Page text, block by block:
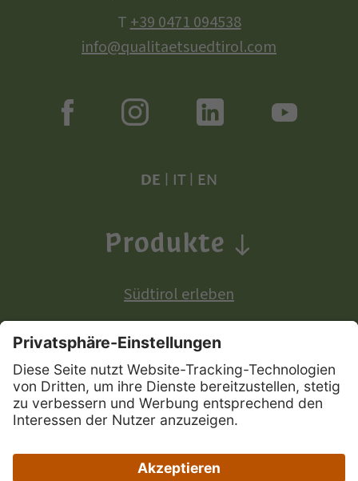
T+39 0471 094538
info@qualitaetsuedtirol.com
DE IT| EN
Produkte
Südtirol erleben
Produkte mit europäischer Ursprungsbezeichnung: